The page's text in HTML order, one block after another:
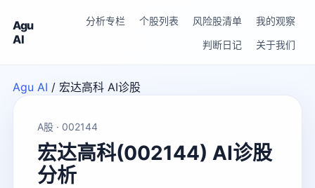
Agu
AI
分析专栏 个股列表 风险股清单
我的观察
判断日记
关于我们
Agu AI / 宏达高科 AI诊股
A股 · 002144
宏达高科(002144) AI诊股
分析